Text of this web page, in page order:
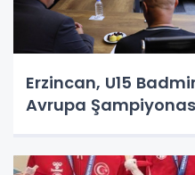
Erzincan, U15
Avrupa